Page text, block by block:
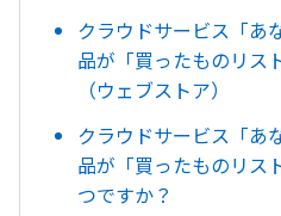
クラウドサービス「あ
品が「買ったものリス
（ウェブストア）
クラウドサービス「あ
品が「買ったものリス
つですか？